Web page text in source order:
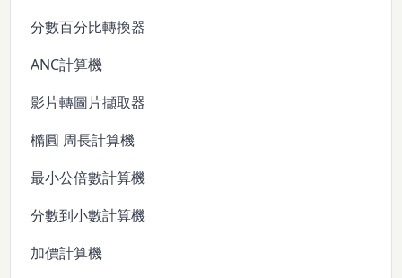
分數百分比轉換器
ANC計算機
影片轉圖片擷取器
橢圓 周長計算機
最小公倍數計算機
分數到小數計算機
加價計算機